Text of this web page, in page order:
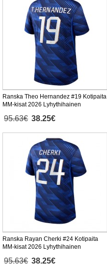
Ranska Theo Hernandez #19 Kotipaita
MM-kisat 2026 Lyhythihainen
95.63€ 38.25€
Ranska Rayan Cherki #24 Kotipaita
MM-kisat 2026 Lyhythihainen
95.63€ 38.25€